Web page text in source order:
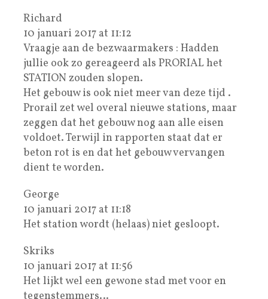
Richard
10 januari 2017 at 11:12
Vraagje aan de bezwaarmakers : Hadden
jullie ook zo gereageerd als PRORIAL het
STATION zouden slopen.
Het gebouw is ook niet meer van deze tijd .
Prorail zet wel overal nieuwe stations, maar
zeggen dat het gebouw nog aan alle eisen
voldoet. Terwijl in rapporten staat dat er
beton rot is en dat het gebouw vervangen
dient te worden.
George
10 januari 2017 at 11:18
Het station wordt (helaas) niet gesloopt.
Skriks
10 januari 2017 at 11:56
Het lijkt wel een gewone stad met voor en